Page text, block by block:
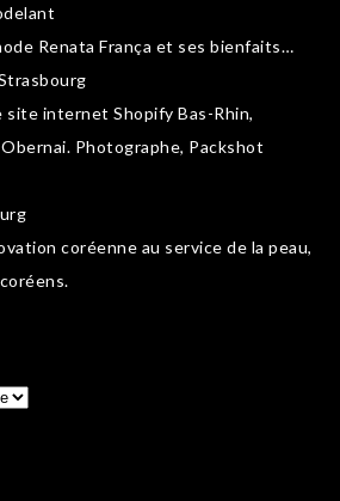
Renata França et ses bienfaits…
site internet Shopify Bas-Rhin,
Photographe, Packshot
coréenne au service de la peau,
.